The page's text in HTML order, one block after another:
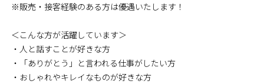
※販売・接客経験のある方は優遇いたします！
＜こんな方が活躍しています＞
・人と話すことが好きな方
・「ありがとう」と言われる仕事がしたい方
・おしゃれやキレイなものが好きな方